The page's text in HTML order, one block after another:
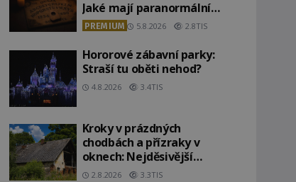
Jaké mají paranormální
zážitky?
PREMIUM 5.8.2026 2.8TIS
Hororové zábavní parky:
Straší tu oběti nehod?
4.8.2026 3.4TIS
Kroky v prázdných
chodbách a přízraky v
oknech: Nejděsivější
domy v Česku budí hrůzu
2.8.2026 3.3TIS